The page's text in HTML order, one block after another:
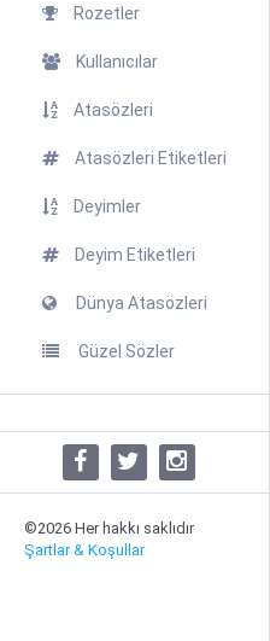
Rozetler
Kullanıcılar
Atasözleri
Atasözleri Etiketleri
Deyimler
Deyim Etiketleri
Dünya Atasözleri
Güzel Sözler
©2026 Her hakkı saklıdır
Şartlar & Koşullar